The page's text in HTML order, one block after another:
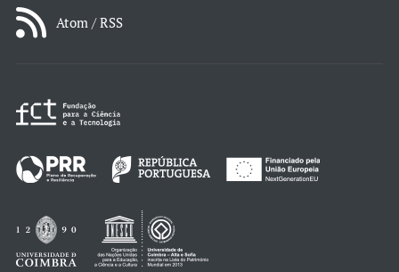
Atom / RSS